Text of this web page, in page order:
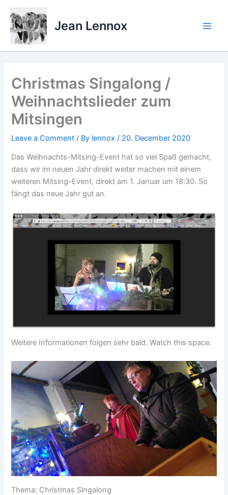
Skip
content
Jean Lennox
Christmas Singalong /
Weihnachtslieder zum
Mitsingen
Leave a Comment / By lennox/ 20. December 2020
Das Weihnachts-Mitsing-Event hat so viel Spaß gemacht,
dass wir im neuen Jahr direkt weiter machen mit einem
weiteren Mitsing-Event, direkt am 1. Januar um 18:30. So
fängt das neue Jahr gut an.
Weitere Informationen folgen sehr bald. Watch this space.
Thema: Christmas Singalong